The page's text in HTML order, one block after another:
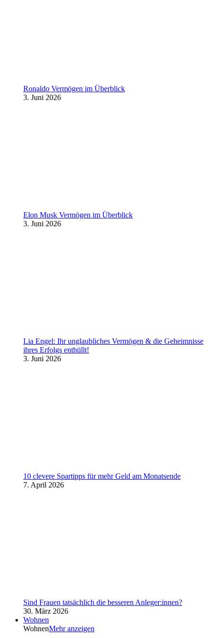
Ronaldo Vermögen im Überblick
3. Juni 2026
Elon Musk Vermögen im Überblick
3. Juni 2026
Lia Engel: Ihr unglaubliches Vermögen & die Geheimnisse
ihres Erfolgs enthüllt!
3. Juni 2026
10 clevere Spartipps für mehr Geld am Monatsende
7. April 2026
Sind Frauen tatsächlich die besseren Anleger:innen?
30. März 2026
Wohnen
WohnenMehr anzeigen